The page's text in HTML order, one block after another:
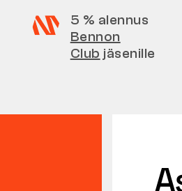
5 % alennus
Bennon
Club jäsenille